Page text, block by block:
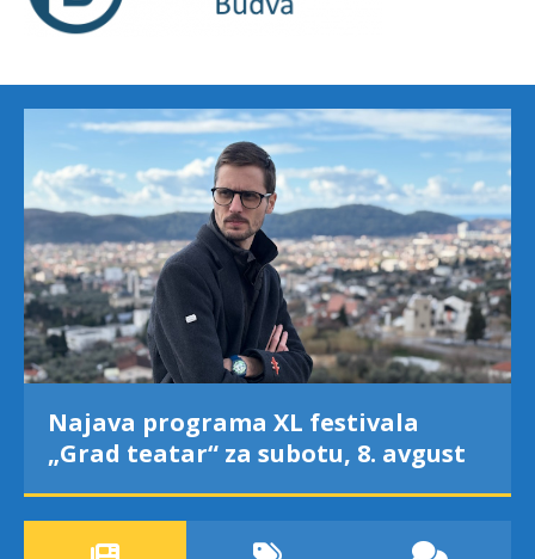
Najava programa XL festivala
„Grad teatar“ za subotu, 8. avgust